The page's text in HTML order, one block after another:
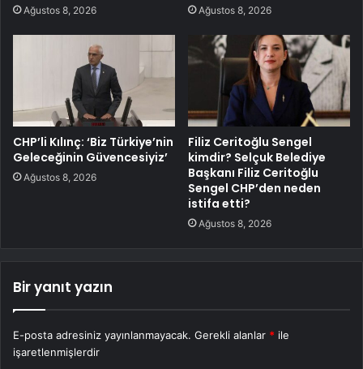
Ağustos 8, 2026 Ağustos 8, 2026
CHP’li Kılınç: ‘Biz Türkiye’nin
Geleceğinin Güvencesiyiz’
Ağustos 8, 2026
Filiz Ceritoğlu Sengel
kimdir? Selçuk Belediye
Başkanı Filiz Ceritoğlu
Sengel CHP’den neden
istifa etti?
Ağustos 8, 2026
Bir yanıt yazın
E-posta adresiniz yayınlanmayacak. Gerekli alanlar * ile
işaretlenmişlerdir